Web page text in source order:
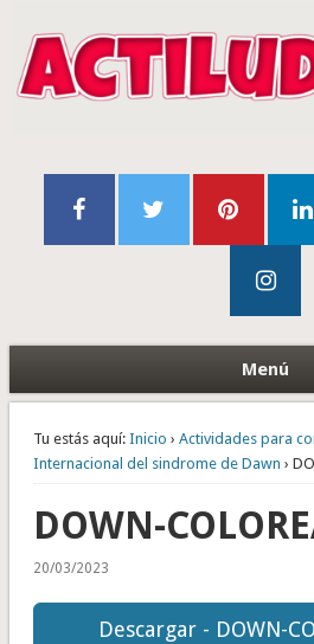
Menú
Tu estás aquí: Inicio › Actividades para
Internacional del sindrome de Dawn ›
DOWN-
20/03/2023
Descargar - DOWN-